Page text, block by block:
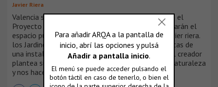
Javier Riera
Valencia se transforma. el arte invade la calle con el
Proyecto Alameda Llum. 11 proyecciones manipularán el
espacio público en una intervención del artista Javier riera.
los Jardines del turia pasarán a ser los protagonistas de
una instalación de arte contemporáneo. en ella, el creador
plantea su particular relación entre geometría y naturaleza
y nos hace partícipes de la misma.